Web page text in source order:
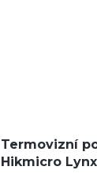
Termovizní
Hikmicro